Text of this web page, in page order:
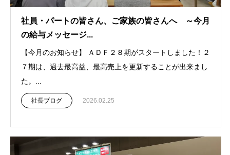
社員・パートの皆さん、ご家族の皆さんへ ～今月
の給与メッセージ...
【今月のお知らせ】 ＡＤＦ２８期がスタートしました！２
７期は、過去最高益、最高売上を更新することが出来まし
た。...
社長ブログ 2026.02.25